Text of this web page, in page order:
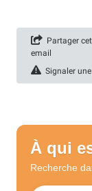
Partager
email
Signaler
À qui
Recherche